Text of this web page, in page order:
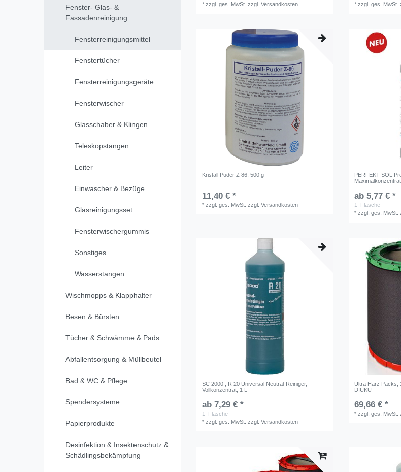
Fenster- Glas- &
Fassadenreinigung
Fensterreinigungsmittel
Fenstertücher
Fensterreinigungsgeräte
Fensterwischer
Glasschaber & Klingen
Teleskopstangen
Leiter
Einwascher & Bezüge
Glasreinigungsset
Fensterwischergummis
Sonstiges
Wasserstangen
Wischmopps & Klapphalter
Besen & Bürsten
Tücher & Schwämme & Pads
Abfallentsorgung & Müllbeutel
Bad & WC & Pflege
Spendersysteme
Papierprodukte
Desinfektion & Insektenschutz &
Schädlingsbekämpfung
*zzgl. ges. MwSt. zzgl.Versandkosten
*zzgl. ges. MwSt.
Kristall Puder Z 86, 500 g
11,40 € *
*zzgl. ges. MwSt. zzgl.Versandkosten
PERFEKT-SOL
ab 5,77 € *
1
Flasche
*zzgl. ges. MwSt.
SC 2000 , R 20 Universal Neutral-Reiniger,
Vollkonzentrat, 1 L
ab 7,29 € *
1
Flasche
*zzgl. ges. MwSt. zzgl.Versandkosten
Ultra Harz Packs,
DIUKU
69,66 € *
*zzgl. ges. MwSt.